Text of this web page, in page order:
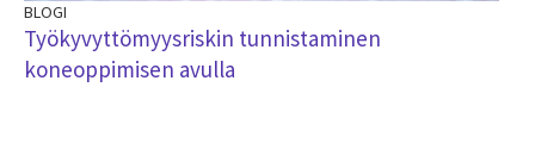
BLOGI
Työkyvyttömyysriskin tunnistaminen
koneoppimisen avulla